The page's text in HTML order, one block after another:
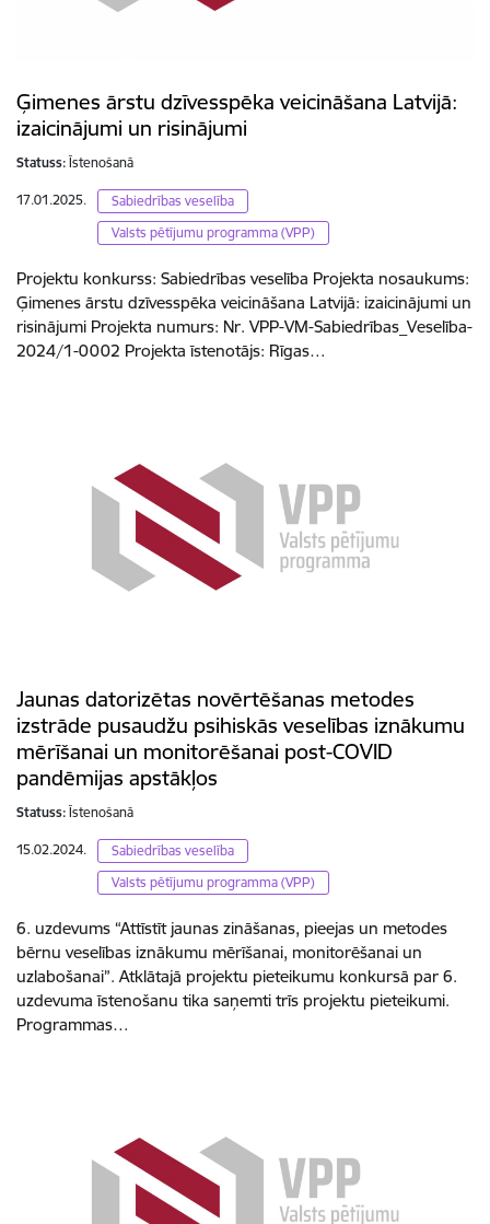
Ģimenes ārstu dzīvesspēka veicināšana Latvijā:
izaicinājumi un risinājumi
Statuss: Īstenošanā
17.01.2025.
Sabiedrības veselība
Valsts pētījumu programma (VPP)
Projektu konkurss: Sabiedrības veselība Projekta nosaukums:
Ģimenes ārstu dzīvesspēka veicināšana Latvijā: izaicinājumi un
risinājumi Projekta numurs: Nr. VPP-VM-Sabiedrības_Veselība-
2024/1-0002 Projekta īstenotājs: Rīgas…
Jaunas datorizētas novērtēšanas metodes
izstrāde pusaudžu psihiskās veselības iznākumu
mērīšanai un monitorēšanai post-COVID
pandēmijas apstākļos
Statuss: Īstenošanā
15.02.2024.
Sabiedrības veselība
Valsts pētījumu programma (VPP)
6. uzdevums “Attīstīt jaunas zināšanas, pieejas un metodes
bērnu veselības iznākumu mērīšanai, monitorēšanai un
uzlabošanai”. Atklātajā projektu pieteikumu konkursā par 6.
uzdevuma īstenošanu tika saņemti trīs projektu pieteikumi.
Programmas…